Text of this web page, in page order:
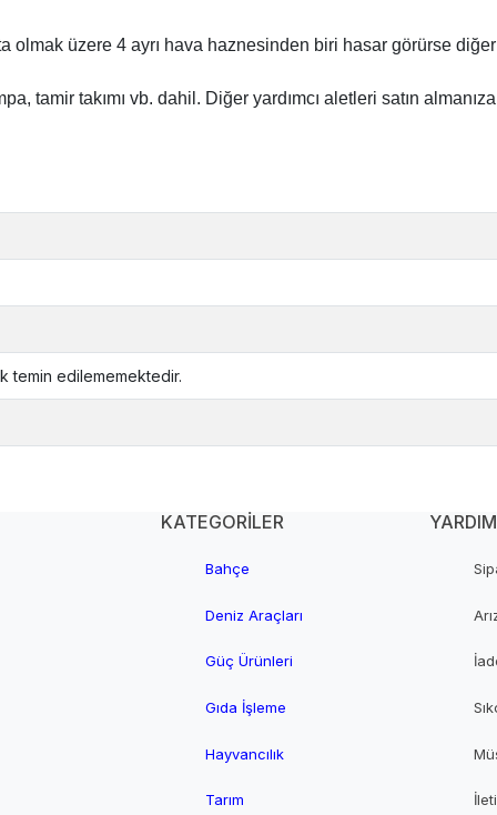
olmak üzere 4 ayrı hava haznesinden biri hasar görürse
tamir takımı vb. dahil. Diğer yardımcı aletleri satın
temin edilememektedir.
KATEGORİLER
Bahçe
Deniz Araçları
Güç Ürünleri
Gıda İşleme
Hayvancılık
Tarım
YARDIM